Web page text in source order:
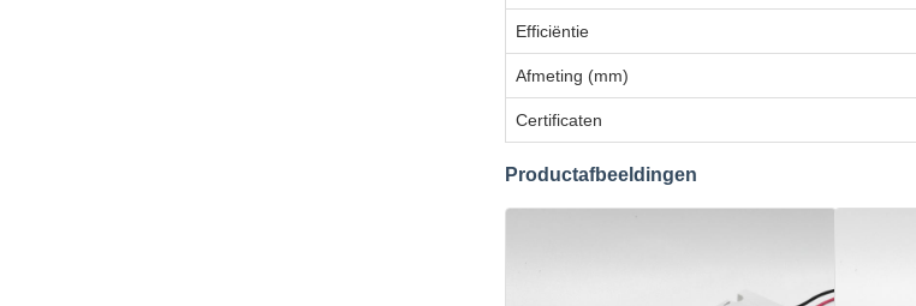
Efficiëntie
Afmeting (mm)
Certificaten
Productafbeeldingen